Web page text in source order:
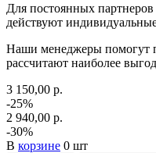
Для постоянных
действуют
Наши менеджеры помогут
рассчитают наиболее
3 150,00 р.
-25%
2 940,00 р.
-30%
В корзине 0 шт